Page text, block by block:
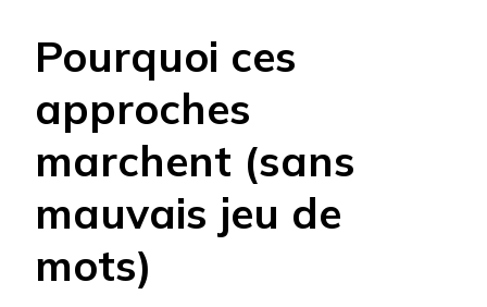
Pourquoi ces
approches
marchent (sans
mauvais jeu de
mots)